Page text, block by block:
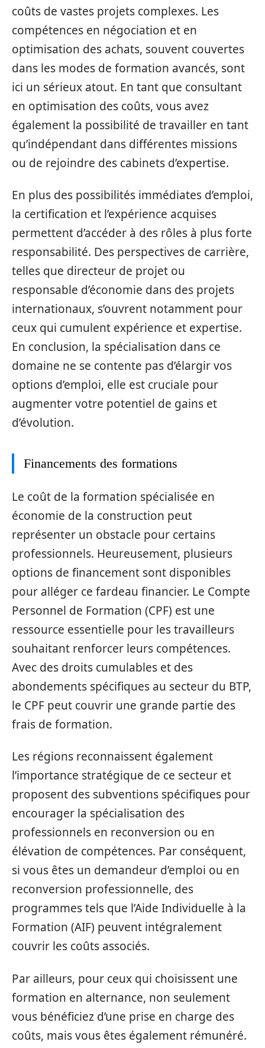
coûts de vastes projets complexes. Les
compétences en négociation et en
optimisation des achats, souvent couvertes
dans les modes de formation avancés, sont
ici un sérieux atout. En tant que consultant
en optimisation des coûts, vous avez
également la possibilité de travailler en tant
qu’indépendant dans différentes missions
ou de rejoindre des cabinets d’expertise.
En plus des possibilités immédiates d’emploi,
la certification et l’expérience acquises
permettent d’accéder à des rôles à plus forte
responsabilité. Des perspectives de carrière,
telles que directeur de projet ou
responsable d’économie dans des projets
internationaux, s’ouvrent notamment pour
ceux qui cumulent expérience et expertise.
En conclusion, la spécialisation dans ce
domaine ne se contente pas d’élargir vos
options d’emploi, elle est cruciale pour
augmenter votre potentiel de gains et
d’évolution.
Financements des formations
Le coût de la formation spécialisée en
économie de la construction peut
représenter un obstacle pour certains
professionnels. Heureusement, plusieurs
options de financement sont disponibles
pour alléger ce fardeau financier. Le Compte
Personnel de Formation (CPF) est une
ressource essentielle pour les travailleurs
souhaitant renforcer leurs compétences.
Avec des droits cumulables et des
abondements spécifiques au secteur du BTP,
le CPF peut couvrir une grande partie des
frais de formation.
Les régions reconnaissent également
l’importance stratégique de ce secteur et
proposent des subventions spécifiques pour
encourager la spécialisation des
professionnels en reconversion ou en
élévation de compétences. Par conséquent,
si vous êtes un demandeur d’emploi ou en
reconversion professionnelle, des
programmes tels que l’Aide Individuelle à la
Formation (AIF) peuvent intégralement
couvrir les coûts associés.
Par ailleurs, pour ceux qui choisissent une
formation en alternance, non seulement
vous bénéficiez d’une prise en charge des
coûts, mais vous êtes également rémunéré.